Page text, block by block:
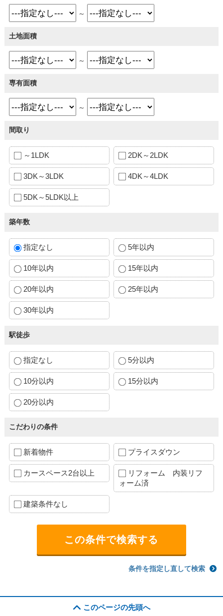
～
土地面積
～
専有面積
～
間取り
～1LDK 2DK～2LDK
3DK～3LDK 4DK～4LDK
5DK～5LDK以上
築年数
指定なし 5年以内
10年以内 15年以内
20年以内 25年以内
30年以内
駅徒歩
指定なし 5分以内
10分以内 15分以内
20分以内
こだわりの条件
新着物件 プライスダウン
カースペース2台以上
リフォーム 内装リフ
ォーム済
建築条件なし
条件を指定し直して検索
このページの先頭へ